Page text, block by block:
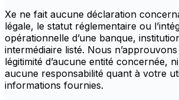
Xe ne fait aucune déclaration
légale, le statut réglementaire ou
opérationnelle d’une banque,
intermédiaire listé. Nous
légitimité d’aucune entité concernée,
aucune responsabilité quant à votre
informations fournies.